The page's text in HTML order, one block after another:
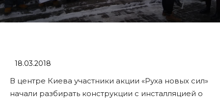
18.03.2018
В центре Киева участники акции «Руха новых сил»
начали разбирать конструкции с инсталляцией о